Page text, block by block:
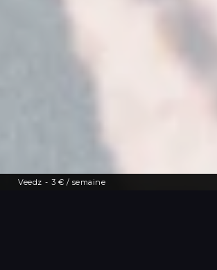
Veedz - 3 € / semaine